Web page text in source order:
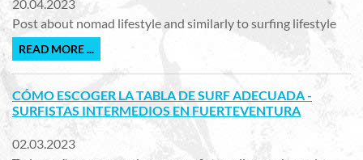
20.04.2023
Post about nomad lifestyle and similarly to surfing lifestyle
READ MORE ...
CÓMO ESCOGER LA TABLA DE SURF ADECUADA -
SURFISTAS INTERMEDIOS EN FUERTEVENTURA
02.03.2023